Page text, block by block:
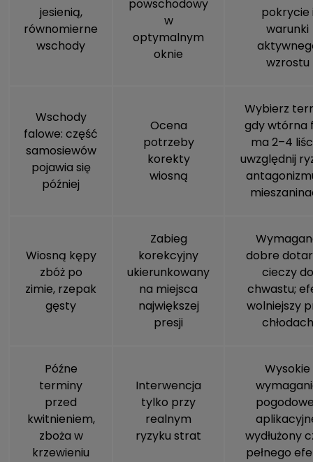
jesienią,
równomierne
wschody
powschodowy
w
optymalnym
oknie
pokrycie
warunki
wzrostu
Wschody
falowe: część
samosiewów
pojawia się
później
Ocena
potrzeby
korekty
wiosną
Wybierz
gdy wtórna
ma 2–4
uwzględnij
Wiosną kępy
zbóż po
zimie, rzepak
gęsty
Zabieg
korekcyjny
ukierunkowany
na miejsca
największej
presji
dobre
cieczy do
chwastu;
wolniejszy
chłodach
Późne
terminy
przed
kwitnieniem,
zboża w
krzewieniu
Interwencja
tylko przy
realnym
ryzyku strat
Wysokie
wydłużony
pełnego